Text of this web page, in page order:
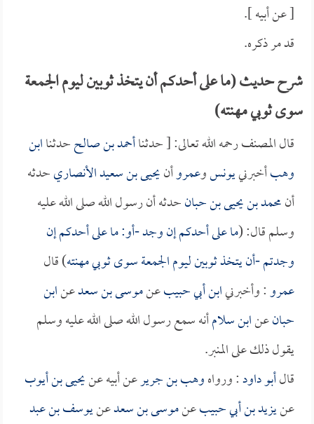
[ عن أبيه ].
قد مر ذكره.
شرح حديث (ما على أحدكم أن يتخذ ثوبين ليوم الجمعة
سوى ثوبي مهنته)
قال المصنف رحمه الله تعالى: [ حدثناأحمد بن صالححدثناابن
وهبأخبرنييونسوعمروأنيحيى بن سعيد الأنصاريحدثه
أنمحمد بن يحيى بن حبانحدثه أن رسول الله صلى الله عليه
وسلم قال: (ما على أحدكم إن وجد -أو: ما على أحدكم إن
وجدتم -أن يتخذ ثوبين ليوم الجمعة سوى ثوبي مهنته) قال
عمرو: وأخبرنيابن أبي حبيبعنموسى بن سعدعنابن
حبانعنابن سلامأنه سمع رسول الله صلى الله عليه وسلم
يقول ذلك على المنبر.
قالأبو داود: ورواهوهب بن جريرعن أبيه عنيحيى بن أيوب
عنيزيد بن أبي حبيبعنموسى بن سعدعنيوسف بن عبد